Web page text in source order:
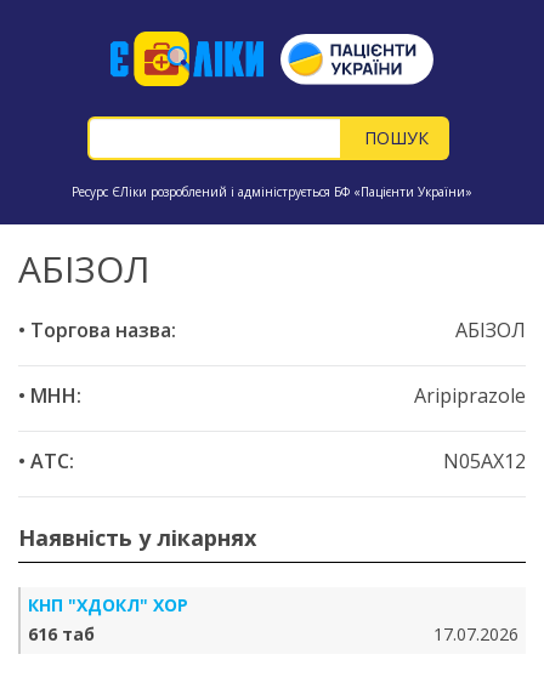
Ресурс ЄЛіки розроблений і адмініструється БФ «Пацієнти України»
АБІЗОЛ
• Торгова назва: АБІЗОЛ
• МНН: Aripiprazole
• ATC: N05AX12
Наявність у лікарнях
КНП "ХДОКЛ" ХОР
616 таб
17.07.2026